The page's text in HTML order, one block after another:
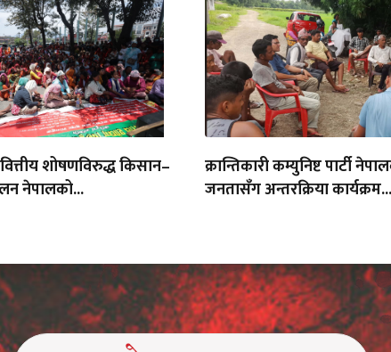
शोषणविरुद्ध किसान–
नेपालको...
क्रान्तिकारी कम्युनिष्ट पार्टी
जनतासँग अन्तरक्रिया कार्यक्रम...